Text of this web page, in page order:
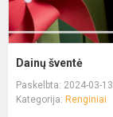
Dainų šventė
Paskelbta: 2024-03-13
Kategorija: Renginiai